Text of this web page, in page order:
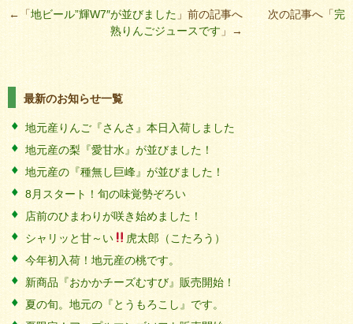
←「地ビール”輝W7″が並びました 」前の記事へ 次の記事へ「完
熟りんごジュースです 」→
最新のお知らせ一覧
地元産りんご『さんさ』本日入荷しました
地元産の梨『愛甘水』が並びました！
地元産の『種無し巨峰』が並びました！
8月スタート！旬の味覚勢ぞろい
店前のひまわりが咲き始めました！
シャリッと甘～い
虎太郎（こたろう）
今年初入荷！地元産の桃です。
新商品『おかかチーズむすび』販売開始！
夏の旬。地元の『とうもろこし』です。